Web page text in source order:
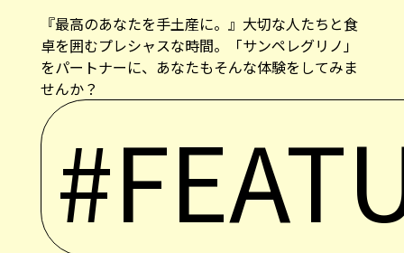
『最高のあなたを手土産に。』大切な人たちと食
卓を囲むプレシャスな時間。「サンペレグリノ」
をパートナーに、あなたもそんな体験をしてみま
せんか？